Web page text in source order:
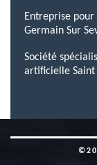
Entreprise
Germain Sur
Société
artificielle Saint